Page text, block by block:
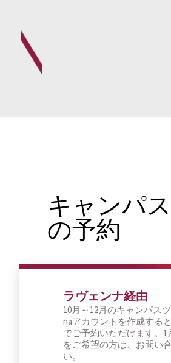
キャンパ
の予約
ラヴェンナ経由
10月～12月のキャンパス
naアカウントを作成する
でご予約いただけます。1
をご希望の方は、お問い
い。